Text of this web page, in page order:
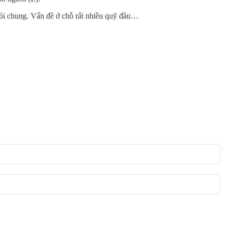
chung. Vấn đề ở chỗ rất nhiều quỹ đầu…